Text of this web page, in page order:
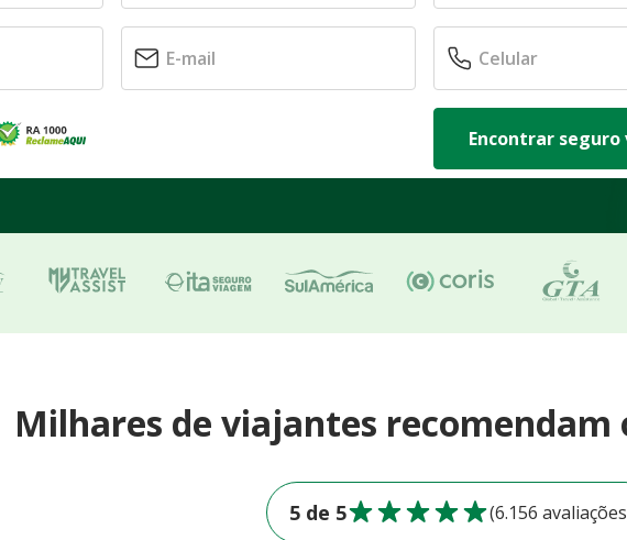
Encontrar seguro
Milhares de viajantes recomendam
5 de 5 (6.156